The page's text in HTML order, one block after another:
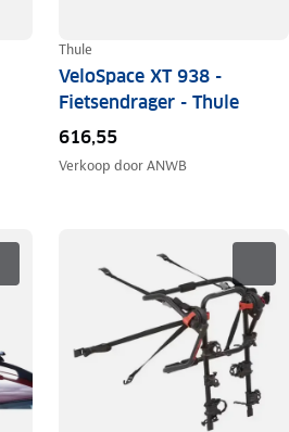
Thule
VeloSpace XT 938 -
Fietsendrager - Thule
616,55
Verkoop doorANWB